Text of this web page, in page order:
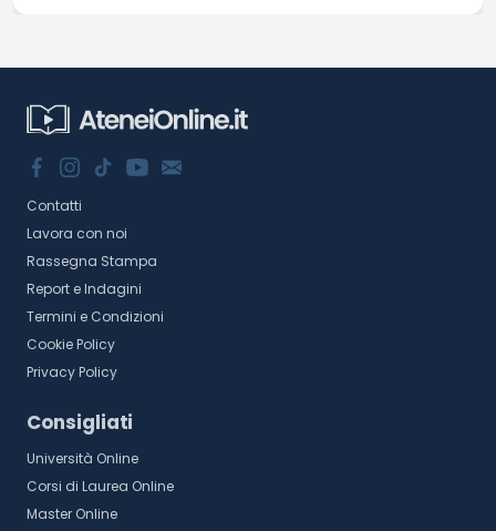
Contatti
Lavora con noi
Rassegna Stampa
Report e Indagini
Termini e Condizioni
Cookie Policy
Privacy Policy
Consigliati
Università Online
Corsi di Laurea Online
Master Online